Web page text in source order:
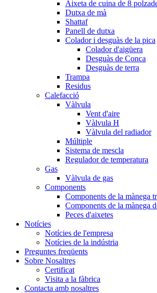
Aixeta de cuina de 8
Dutxa de mà
Shattaf
Panell de dutxa
Colador i desguàs de la pica
Colador d'aigüera
Desguàs de Conca
Desguàs de terra
Trampa
Residus
Calefacció
Vàlvula
Vent d'aire
Vàlvula H
Vàlvula del radiador
Múltiple
Sistema de mescla
Regulador de temperatura
Gas
Vàlvula de gas
Components
Components de la mànega
Components de la mànega
Peces d'aixetes
Notícies
Notícies de l'empresa
Notícies de la indústria
Preguntes freqüents
Sobre Nosaltres
Certificat
Visita a la fàbrica
Contacta amb nosaltres